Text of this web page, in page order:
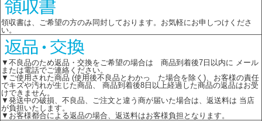
領収書は、ご希望の方のみ同封しております。お気軽にお申しつけくださ
い。
▼不良品のため返品・交換をご希望の場合は 商品到着後7日以内に メール
または電話でご連絡ください。
▼ご使用された商品 (使用後不良品とわかっ た場合を除く)、お客様の責任
でキズや汚れが生じた商品、 商品到着後8日以上経過した商品の返品はお受
けできません。
▼発送中の破損、不良品、ご注文と違う商が届いた場合は、返送料は 当店
が負担いたします。
▼お客様都合による返品の場合、返送料はお客様負担となります。